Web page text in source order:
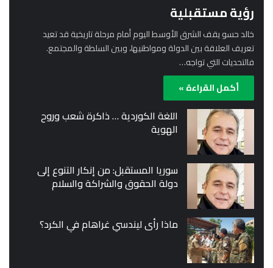
رؤية مستقبلية
خالد حسو يقف الشرق الأوسط اليوم أمام مرحلة تاريخية قد تعيد
تعريف العلاقة بين الدولة ومواطنيها، وبين السلطة والمجتمع.
فالتحديات التي تواجه…
أكمل القراءة »
اللغة الكوردية … ذاكرة شعب وروح
الهوية
سوريا المستقبل: من إنكار التنوع إلى
دولة الحقوق والشراكة والسلام
ماذا رأى ليندسي غراهام في الكرد؟